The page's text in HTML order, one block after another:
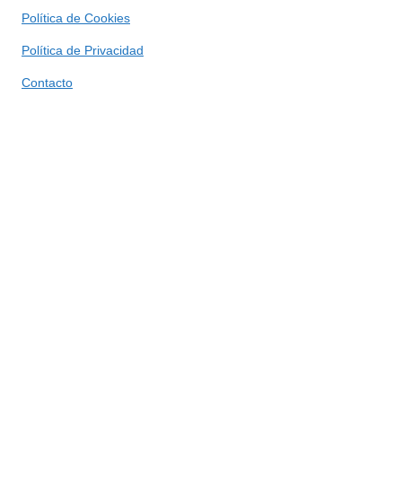
Política de Cookies
Política de Privacidad
Contacto